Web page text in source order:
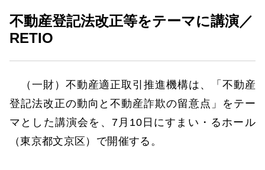
不動産登記法改正等をテーマに講演／
RETIO
（一財）不動産適正取引推進機構は、「不動産
登記法改正の動向と不動産詐欺の留意点」をテー
マとした講演会を、7月10日にすまい・るホール
（東京都文京区）で開催する。